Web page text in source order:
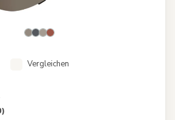
Vergleichen